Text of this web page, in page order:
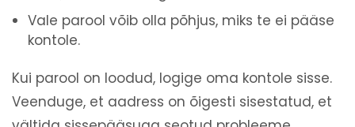
Vale parool võib olla põhjus, miks te ei pääse
kontole.
Kui parool on loodud, logige oma kontole sisse.
Veenduge, et aadress on õigesti sisestatud, et